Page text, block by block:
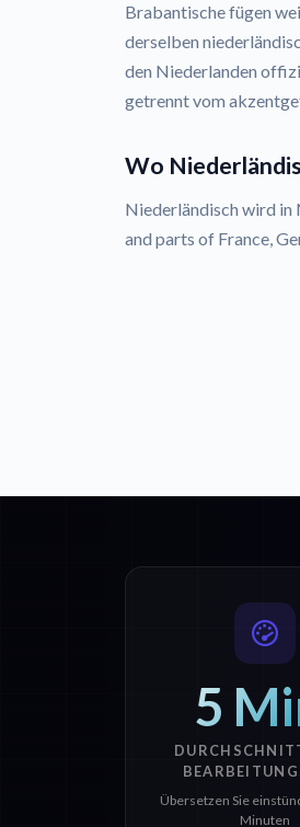
Brabantische fügen
derselben
den Niederlanden
getrennt vom
Wo
Niederländisch wird in
and parts of France,
5
Übersetzen Sie
Minuten